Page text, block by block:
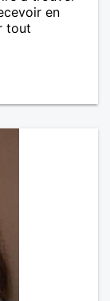
en
tout